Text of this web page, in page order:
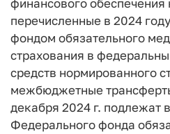
финансового обеспечения
перечисленные в 2024
фондом обязательного
страхования в
средств нормированного
межбюджетные
декабря 2024 г. подлежат
Федерального фонда